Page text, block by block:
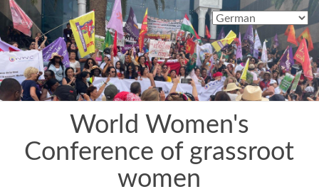
Zum
Inhalt
springen
World Women's
Conference of grassroot
women